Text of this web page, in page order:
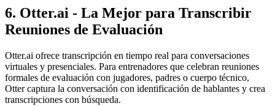
6. Otter.ai - La Mejor para Transcribir
Reuniones de Evaluación
Otter.ai ofrece transcripción en tiempo real para conversaciones
virtuales y presenciales. Para entrenadores que celebran reuniones
formales de evaluación con jugadores, padres o cuerpo técnico,
Otter captura la conversación con identificación de hablantes y crea
transcripciones con búsqueda.